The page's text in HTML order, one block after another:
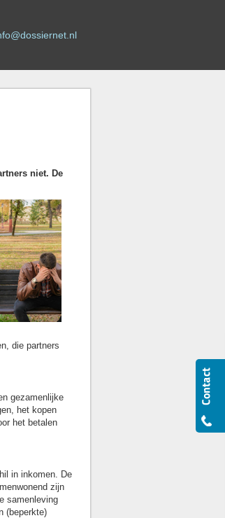
niet. De
die partners
gezamenlijke
het kopen
het betalen
in inkomen. De
zijn
samenleving
(beperkte)